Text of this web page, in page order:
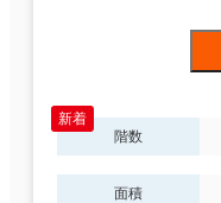
階数
面積